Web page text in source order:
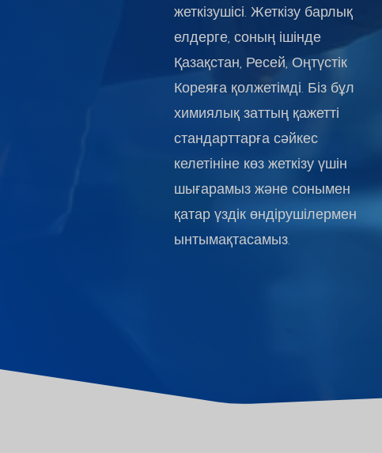
жеткізушісі. Жеткізу барлық
елдерге, соның ішінде
Қазақстан, Ресей, Оңтүстік
Кореяға қолжетімді. Біз бұл
химиялық заттың қажетті
стандарттарға сәйкес
келетініне көз жеткізу үшін
шығарамыз және сонымен
қатар үздік өндірушілермен
ынтымақтасамыз.